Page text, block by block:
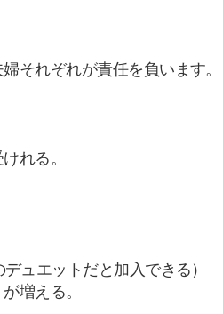
それぞれが責任を負います。
れる。
デュエットだと加入できる）
増える。